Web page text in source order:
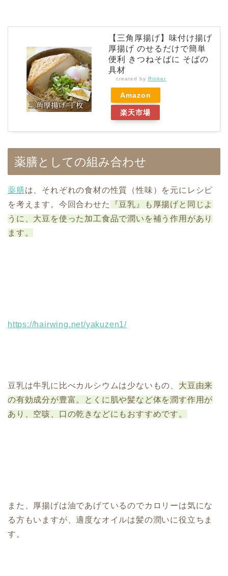
【三角厚揚げ】味付け揚げ
厚揚げ のせるだけで簡単
便利 きつねそばに そばの
具材
created by Rinker
Amazon
楽天市場
薬膳としての組み合わせ
薬膳は、それぞれの食材の性質（性味）を元にレシピ
を考えます。今回合わせた
『豆乳』も厚揚げと同じよ
うに、大豆を使った加工食品で潤いを補う作用があり
ます。
https://hairwing.net/yakuzen1/
豆乳は牛乳に比べカルシウムは少ないもの、 大豆由来
の有効成分が豊富。とくに肌や髪など体を潤す作用が
あり、空咳、口の乾きなどにもおすすめです。
また、厚揚げは油であげているのでカロリーは気にな
る方もいますが、適度なオイルは髪の潤いに役立ちま
す。